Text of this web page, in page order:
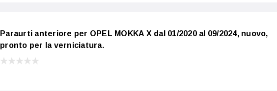
Paraurti anteriore per OPEL MOKKA X dal 01/2020 al 09/2024, nuovo,
pronto per la verniciatura.